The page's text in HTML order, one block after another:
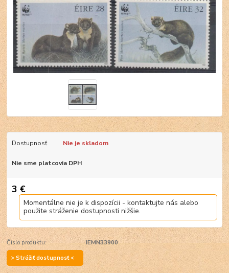
Dostupnosť Nie je skladom
Nie sme platcovia DPH
3 €
Momentálne nie je k dispozícii - kontaktujte nás alebo
použite stráženie dostupnosti nižšie.
Číslo produktu:
IEMN33900
> Strážiť dostupnosť <